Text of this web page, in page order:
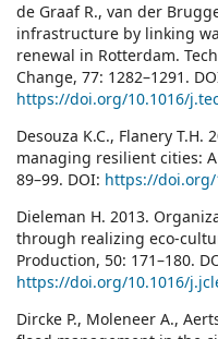
de Graaf R., van der
infrastructure by linking
renewal in Rotterdam.
Change, 77: 1282–1291.
https://doi.org/10.1016/
Desouza K.C., Flanery
managing resilient cities:
89–99. DOI: https://doi.org/
Dieleman H. 2013.
through realizing eco-
Production, 50: 171–180.
https://doi.org/10.1016/
Dircke P., Moleneer A.,